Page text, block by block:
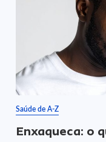
Saúde de A-Z
Enxaqueca: o